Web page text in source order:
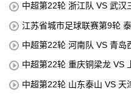
中超第22轮 浙江队 VS 武汉
江苏省城市足球联赛第9轮
中超第22轮 河南队 VS 青岛
中超第22轮 重庆铜梁龙 VS
中超第22轮 山东泰山 VS 天